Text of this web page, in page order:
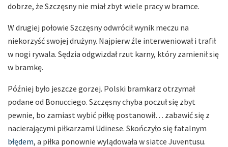
dobrze, że Szczęsny nie miał zbyt wiele pracy w bramce.
W drugiej połowie Szczęsny odwrócił wynik meczu na
niekorzyść swojej drużyny. Najpierw źle interweniował i trafił
w nogi rywala. Sędzia odgwizdał rzut karny, który zamienił się
w bramkę.
Później było jeszcze gorzej. Polski bramkarz otrzymał
podane od Bonucciego. Szczęsny chyba poczuł się zbyt
pewnie, bo zamiast wybić piłkę postanowił… zabawić się z
nacierającymi piłkarzami Udinese. Skończyło się fatalnym
błędem, a piłka ponownie wylądowała w siatce Juventusu.